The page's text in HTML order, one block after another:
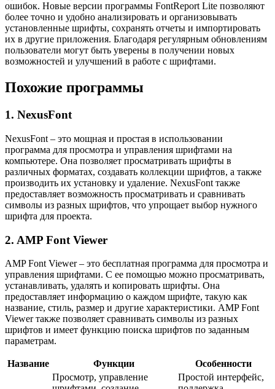
ошибок. Новые версии программы FontReport Lite позволяют
более точно и удобно анализировать и организовывать
установленные шрифты, сохранять отчеты и импортировать
их в другие приложения. Благодаря регулярным обновлениям
пользователи могут быть уверены в получении новых
возможностей и улучшений в работе с шрифтами.
Похожие программы
1. NexusFont
NexusFont – это мощная и простая в использовании
программа для просмотра и управления шрифтами на
компьютере. Она позволяет просматривать шрифты в
различных форматах, создавать коллекции шрифтов, а также
производить их установку и удаление. NexusFont также
предоставляет возможность просматривать и сравнивать
символы из разных шрифтов, что упрощает выбор нужного
шрифта для проекта.
2. AMP Font Viewer
AMP Font Viewer – это бесплатная программа для просмотра и
управления шрифтами. С ее помощью можно просматривать,
устанавливать, удалять и копировать шрифты. Она
предоставляет информацию о каждом шрифте, такую как
название, стиль, размер и другие характеристики. AMP Font
Viewer также позволяет сравнивать символы из разных
шрифтов и имеет функцию поиска шрифтов по заданным
параметрам.
Название Функции Особенности
Просмотр, управление
Простой интерфейс,